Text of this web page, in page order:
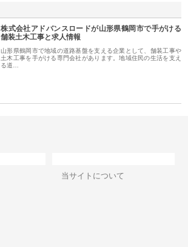
株式会社アドバンスロードが山形県鶴岡市で手がける
舗装土木工事と求人情報
山形県鶴岡市で地域の道路基盤を支える企業として、舗装工事や
土木工事を手がける専門会社があります。地域住民の生活を支え
る道…
当サイトについて